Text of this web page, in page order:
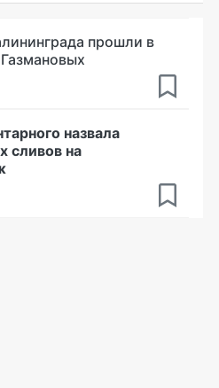
прошли в
назвала
сливов на